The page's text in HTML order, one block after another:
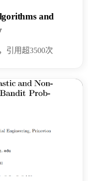
and
引用超3500次